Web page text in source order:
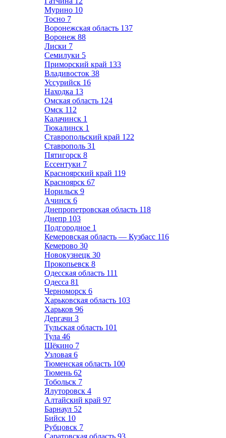
Мурино 10
Тосно 7
Воронежская область 137
Воронеж 88
Лиски 7
Семилуки 5
Приморский край 133
Владивосток 38
Уссурийск 16
Находка 13
Омская область 124
Омск 112
Калачинск 1
Тюкалинск 1
Ставропольский край 122
Ставрополь 31
Пятигорск 8
Ессентуки 7
Красноярский край 119
Красноярск 67
Норильск 9
Ачинск 6
Днепропетровская область 118
Днепр 103
Подгородное 1
Кемеровская область — Кузбасс 116
Кемерово 30
Новокузнецк 30
Прокопьевск 8
Одесская область 111
Одесса 81
Черноморск 6
Харьковская область 103
Харьков 96
Дергачи 3
Тульская область 101
Тула 46
Щёкино 7
Узловая 6
Тюменская область 100
Тюмень 62
Тобольск 7
Ялуторовск 4
Алтайский край 97
Барнаул 52
Бийск 10
Рубцовск 7
Саратовская область 93